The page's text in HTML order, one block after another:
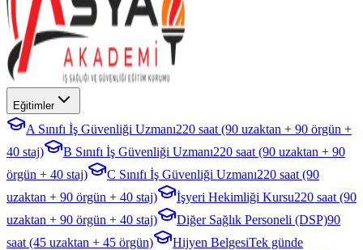
Eğitimler
A Sınıfı İş Güvenliği Uzmanı220 saat (90 uzaktan + 90 örgün +
40 staj)
B Sınıfı İş Güvenliği Uzmanı220 saat (90 uzaktan + 90
örgün + 40 staj)
C Sınıfı İş Güvenliği Uzmanı220 saat (90
uzaktan + 90 örgün + 40 staj)
İşyeri Hekimliği Kursu220 saat (90
uzaktan + 90 örgün + 40 staj)
Diğer Sağlık Personeli (DSP)90
saat (45 uzaktan + 45 örgün)
Hijyen BelgesiTek günde